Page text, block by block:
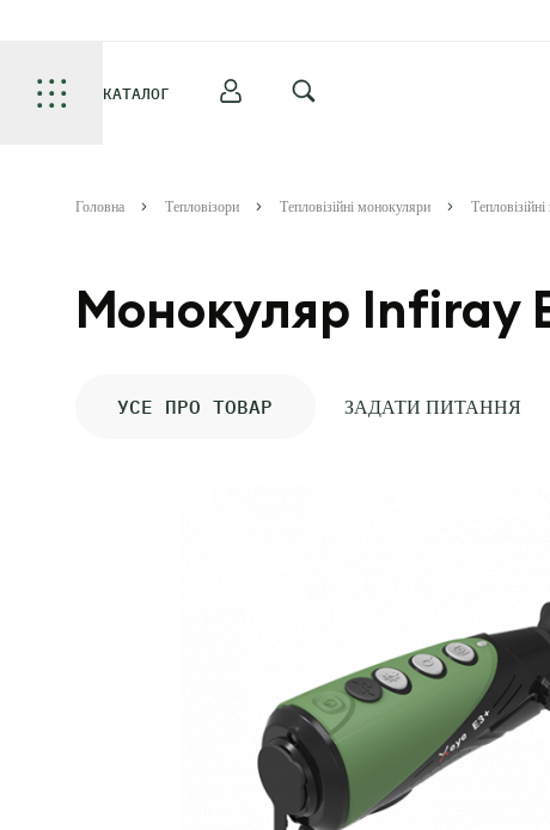
КАТАЛОГ
Головна Тепловізори Тепловізійні монокуляри
Монокуляр Infiray
УСЕ ПРО ТОВАР ЗАДАТИ ПИТАННЯ